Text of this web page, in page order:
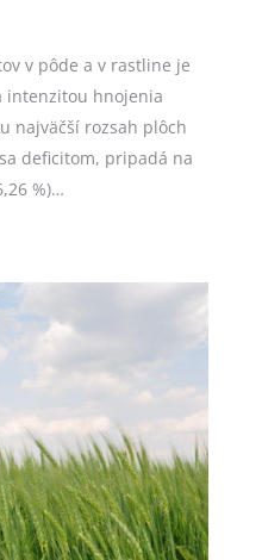
v pôde a v rastline je
intenzitou hnojenia
najväčší rozsah plôch
deficitom, pripadá na
%)…